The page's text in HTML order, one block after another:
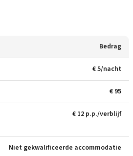
Bedrag
€ 5/nacht
€ 95
€ 12 p.p./verblijf
Niet gekwalificeerde accommodatie